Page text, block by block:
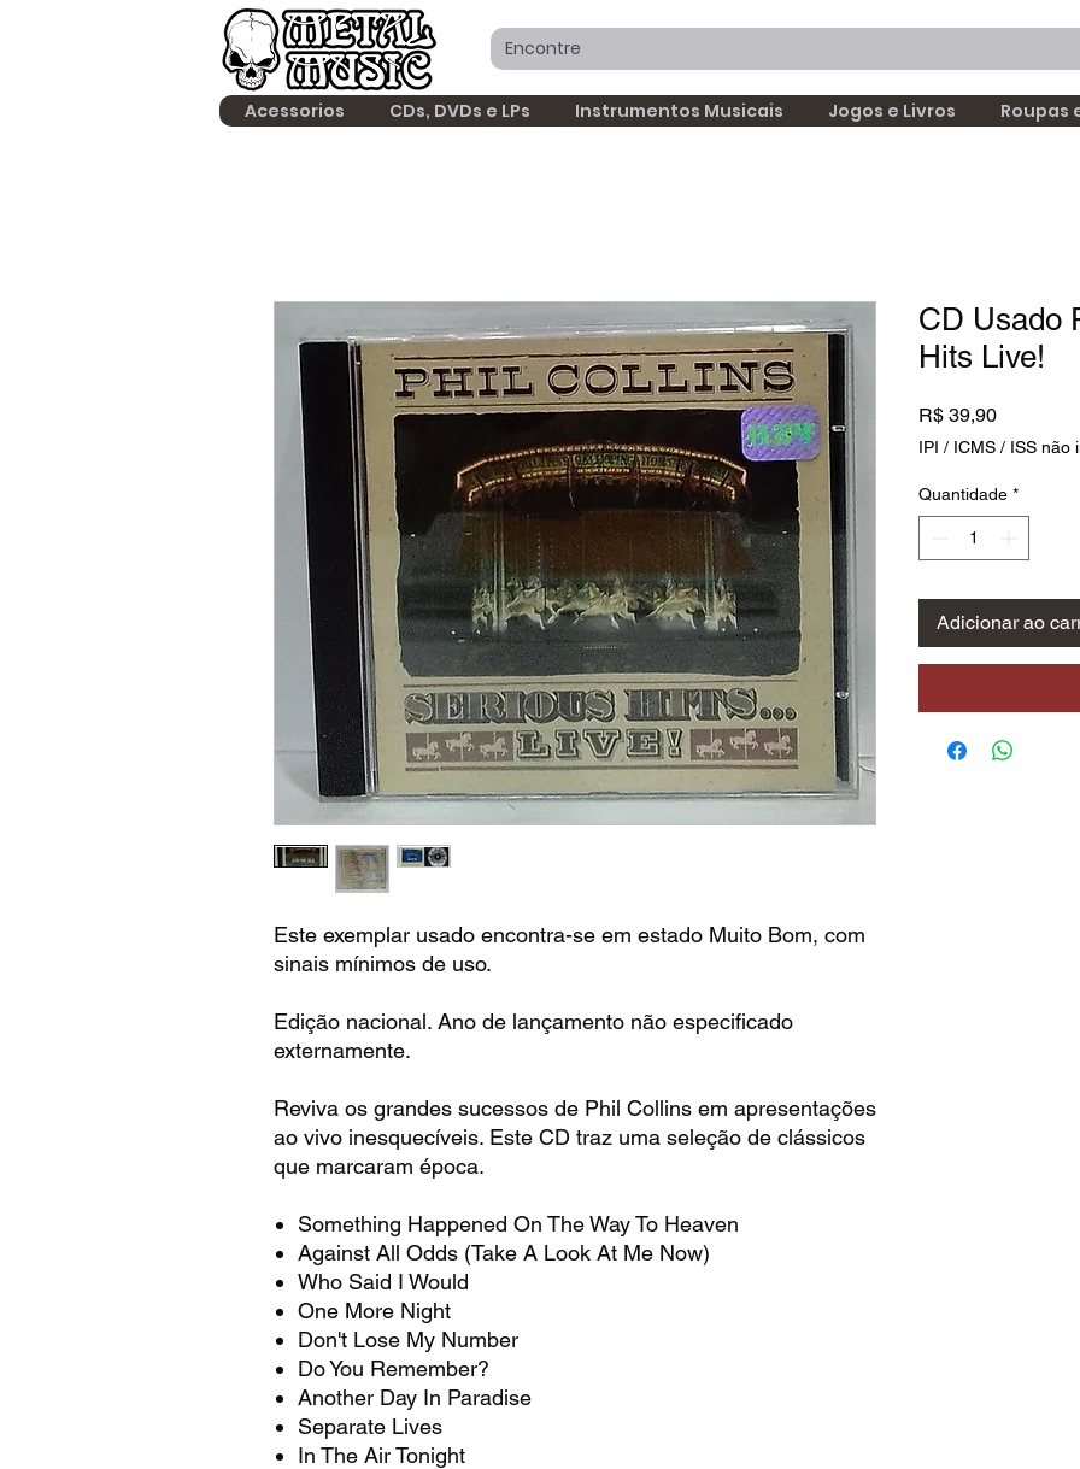
Acessorios CDs, DVDs e LPs Instrumentos Musicais Jogos e Livros Roupas
Este exemplar usado encontra-se em estado Muito Bom, com
sinais mínimos de uso.
Edição nacional. Ano de lançamento não especificado
externamente.
Reviva os grandes sucessos de Phil Collins em apresentações
ao vivo inesquecíveis. Este CD traz uma seleção de clássicos
que marcaram época.
Something Happened On The Way To Heaven
Against All Odds (Take A Look At Me Now)
Who Said I Would
One More Night
Don't Lose My Number
Do You Remember?
Another Day In Paradise
Separate Lives
In The Air Tonight
CD Usado
Hits Live!
R$ 39,90Preço
IPI / ICMS / ISS não
Quantidade *
Adicionar ao